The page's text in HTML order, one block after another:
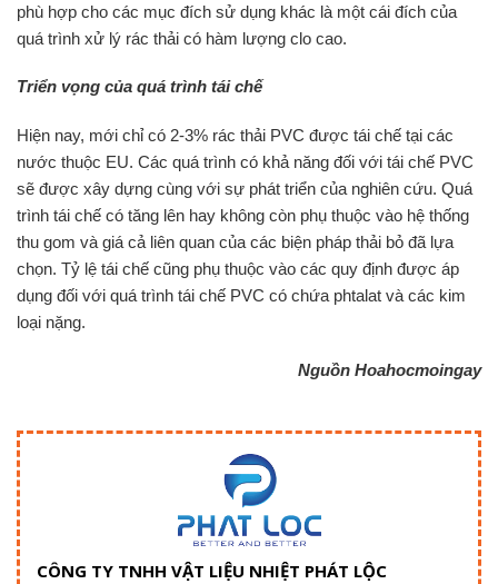
phù hợp cho các mục đích sử dụng khác là một cái đích của
quá trình xử lý rác thải có hàm lượng clo cao.
Triển vọng của quá trình tái chế
Hiện nay, mới chỉ có 2-3% rác thải PVC được tái chế tại các
nước thuộc EU. Các quá trình có khả năng đối với tái chế PVC
sẽ được xây dựng cùng với sự phát triển của nghiên cứu. Quá
trình tái chế có tăng lên hay không còn phụ thuộc vào hệ thống
thu gom và giá cả liên quan của các biện pháp thải bỏ đã lựa
chọn. Tỷ lệ tái chế cũng phụ thuộc vào các quy định được áp
dụng đối với quá trình tái chế PVC có chứa phtalat và các kim
loại nặng.
Nguồn Hoahocmoingay
CÔNG TY TNHH VẬT LIỆU NHIỆT PHÁT LỘC